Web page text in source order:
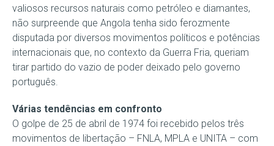
valiosos recursos naturais como petróleo e diamantes,
não surpreende que Angola tenha sido ferozmente
disputada por diversos movimentos políticos e potências
internacionais que, no contexto da Guerra Fria, queriam
tirar partido do vazio de poder deixado pelo governo
português.
Várias tendências em confronto
O golpe de 25 de abril de 1974 foi recebido pelos três
movimentos de libertação – FNLA, MPLA e UNITA – com